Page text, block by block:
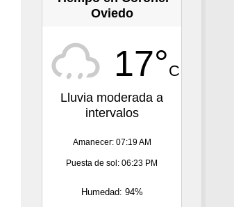
Oviedo
17°C
Lluvia moderada a
intervalos
Amanecer: 07:19 AM
Puesta de sol: 06:23 PM
Humedad: 94%